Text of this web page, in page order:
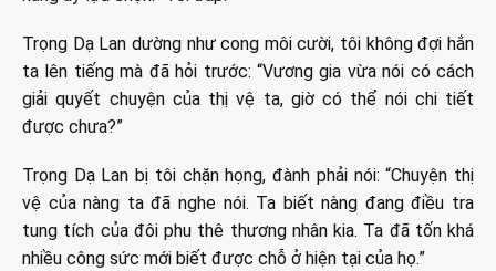
Trọng Dạ Lan dường như cong môi cười, tôi không đợi hắn
ta lên tiếng mà đã hỏi trước: “Vương gia vừa nói có cách
giải quyết chuyện của thị vệ ta, giờ có thể nói chi tiết
được chưa?”
Trọng Dạ Lan bị tôi chặn họng, đành phải nói: “Chuyện thị
vệ của nàng ta đã nghe nói. Ta biết nàng đang điều tra
tung tích của đôi phu thê thương nhân kia. Ta đã tốn khá
nhiều công sức mới biết được chỗ ở hiện tại của họ.”